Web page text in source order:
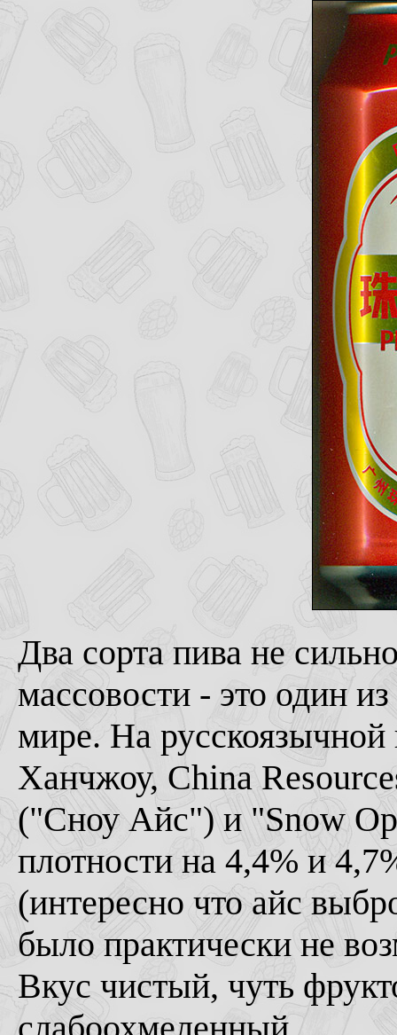
Два сорта пива не
массовости - это один
мире. На русскоязычной
Ханчжоу, China
("Сноу Айс") и "Snow
плотности на 4,4% и
(интересно что айс
было практически не
Вкус чистый, чуть